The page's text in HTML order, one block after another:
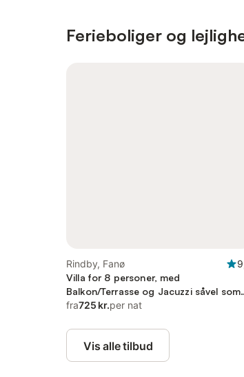
Ferieboliger og
Rindby, Fanø
Villa for 8 personer, med
Balkon/Terrasse og Jacuzzi såvel som
Sauna og Udsigt
fra725 kr.per nat
Vis alle tilbud